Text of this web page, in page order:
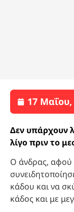
17 Μαΐου,
Δεν υπάρχουν
λίγο πριν το
Ο άνδρας, αφού
κάδου και να
κάδος και με